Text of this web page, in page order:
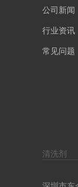
款，还可以形
公司新闻
行业资讯
常见问题
清洗剂